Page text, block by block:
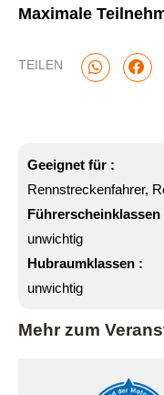
Maximale
TEILEN
Geeignet für :
Rennstreckenfahrer,
Führerscheinklassen
unwichtig
Hubraumklassen :
unwichtig
Mehr zum